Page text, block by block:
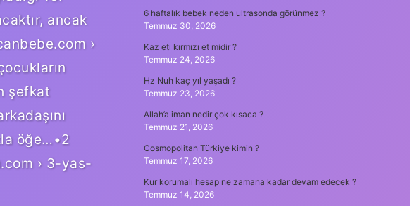
ancak
›
şefkat
öğe…•2
› 3-yas-
6 haftalık bebek neden ultrasonda görünmez ?
Temmuz 30, 2026
Kaz eti kırmızı et midir ?
Temmuz 24, 2026
Hz Nuh kaç yıl yaşadı ?
Temmuz 23, 2026
Allah’a iman nedir çok kısaca ?
Temmuz 21, 2026
Cosmopolitan Türkiye kimin ?
Temmuz 17, 2026
Kur korumalı hesap ne zamana kadar devam edecek ?
Temmuz 14, 2026